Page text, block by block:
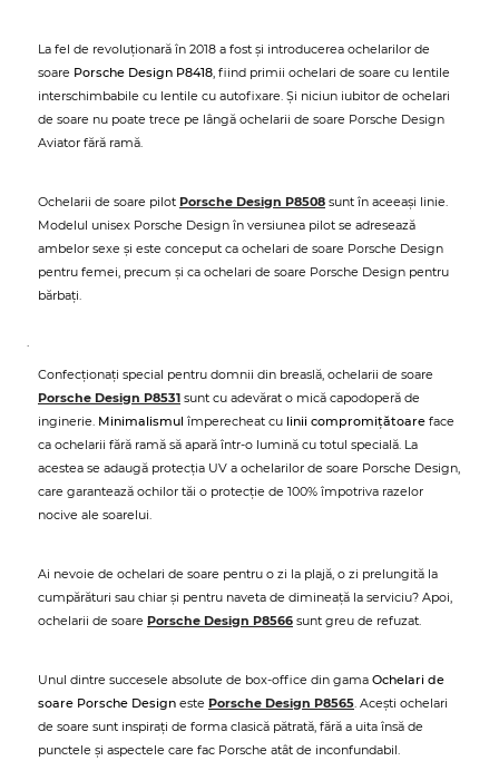
La fel de revoluționară în 2018 a fost și introducerea ochelarilor de
soare Porsche Design P8418, fiind primii ochelari de soare cu lentile
interschimbabile cu lentile cu autofixare. Și niciun iubitor de ochelari
de soare nu poate trece pe lângă ochelarii de soare Porsche Design
Aviator fără ramă.
Ochelarii de soare pilot Porsche Design P8508 sunt în aceeași linie.
Modelul unisex Porsche Design în versiunea pilot se adresează
ambelor sexe și este conceput ca ochelari de soare Porsche Design
pentru femei, precum și ca ochelari de soare Porsche Design pentru
bărbați.
.
Confecționați special pentru domnii din breaslă, ochelarii de soare
Porsche Design P8531 sunt cu adevărat o mică capodoperă de
inginerie. Minimalismul împerecheat cu linii compromițătoare face
ca ochelarii fără ramă să apară într-o lumină cu totul specială. La
acestea se adaugă protecția UV a ochelarilor de soare Porsche Design,
care garantează ochilor tăi o protecție de 100% împotriva razelor
nocive ale soarelui.
Ai nevoie de ochelari de soare pentru o zi la plajă, o zi prelungită la
cumpărături sau chiar și pentru naveta de dimineață la serviciu? Apoi,
ochelarii de soare Porsche Design P8566 sunt greu de refuzat.
Unul dintre succesele absolute de box-office din gama Ochelari de
soare Porsche Design este Porsche Design P8565. Acești ochelari
de soare sunt inspirați de forma clasică pătrată, fără a uita însă de
punctele și aspectele care fac Porsche atât de inconfundabil.